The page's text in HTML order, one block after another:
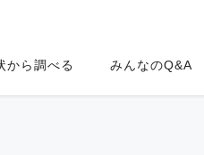
から調べる みんなのQ&A